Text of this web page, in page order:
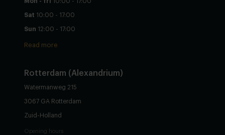
Mon - fri 10:00 - 17:00
Sat 10:00 - 17:00
Sun 12:00 - 17:00
Read more
Rotterdam (Alexandrium)
Watermanweg 215
3067 GA Rotterdam
Zuid-Holland
Opening hours